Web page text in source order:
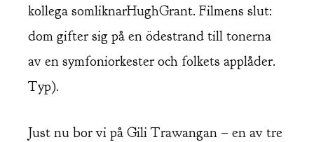
kollega somliknarHughGrant. Filmens slut:
dom gifter sig på en ödestrand till tonerna
av en symfoniorkester och folkets applåder.
Typ).
Just nu bor vi på Gili Trawangan – en av tre